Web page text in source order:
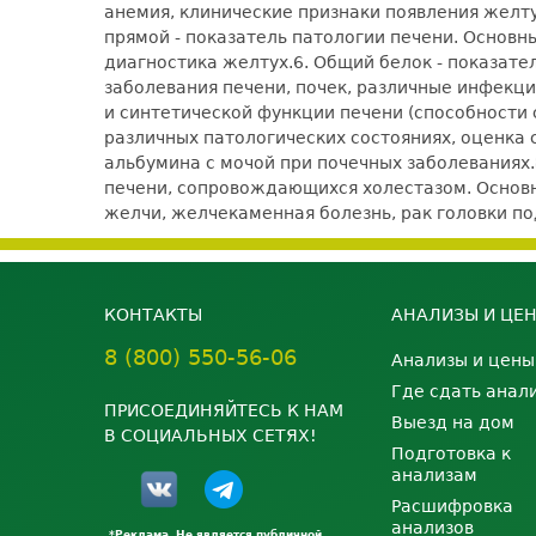
анемия, клинические признаки появления
прямой - показатель патологии печени.
диагностика желтух.6. Общий белок -
заболевания печени, почек, различные
и синтетической функции печени
различных патологических состояниях,
альбумина с мочой при почечных заболеваниях.
печени, сопровождающихся холестазом.
желчи, желчекаменная болезнь, рак головки
КОНТАКТЫ
8 (800) 550-56-06
ПРИСОЕДИНЯЙТЕСЬ К НАМ
В СОЦИАЛЬНЫХ СЕТЯХ!
АНАЛИЗЫ И
Анализы и цены
Где сдать
Выезд на дом
Подготовка к
анализам
Расшифровка
анализов